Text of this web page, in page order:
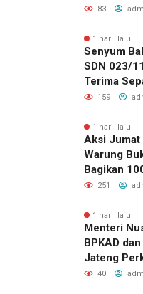
83
1 hari lalu
Senyum
SDN 023/
Terima
Kapolres
159
1 hari lalu
Aksi Jumat
Warung
Bagikan
dan Jus
251
1 hari lalu
Menteri
BPKAD
Jateng
Wujudkan
40